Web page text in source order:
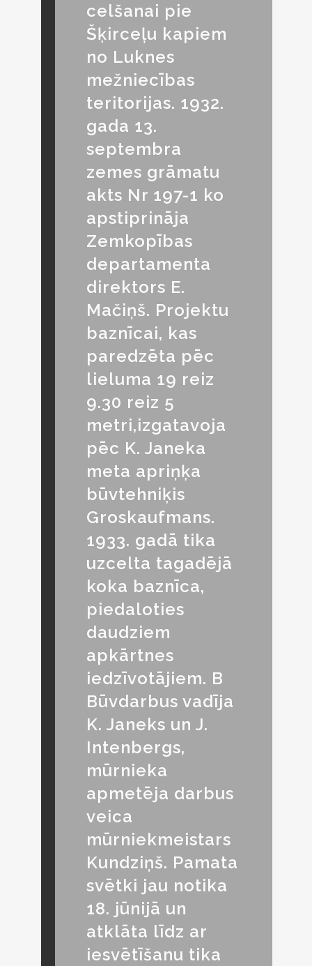
celšanai pie
Šķirceļu kapiem
no Luknes
mežniecības
teritorijas. 1932.
gada 13.
septembra
zemes grāmatu
akts Nr 197-1 ko
apstiprināja
Zemkopības
departamenta
direktors E.
Mačiņš. Projektu
baznīcai, kas
paredzēta pēc
lieluma 19 reiz
9.30 reiz 5
metri,izgatavoja
pēc K. Janeka
meta apriņķa
būvtehniķis
Groskaufmans.
1933. gadā tika
uzcelta tagadējā
koka baznīca,
piedaloties
daudziem
apkārtnes
iedzīvotājiem. B
Būvdarbus vadīja
K. Janeks un J.
Intenbergs,
mūrnieka
apmetēja darbus
veica
mūrniekmeistars
Kundziņš. Pamata
svētki jau notika
18. jūnijā un
atklāta līdz ar
iesvētīšanu tika